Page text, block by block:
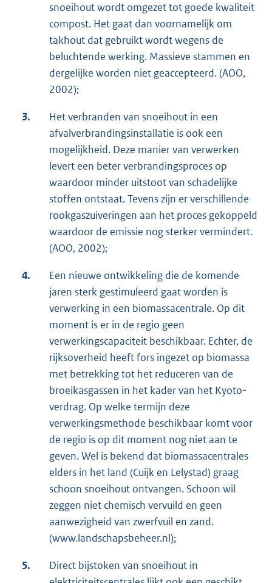
snoeihout wordt omgezet tot goede kwaliteit
compost. Het gaat dan voornamelijk om
takhout dat gebruikt wordt wegens de
beluchtende werking. Massieve stammen en
dergelijke worden niet geaccepteerd. (AOO,
2002);
3.
Het verbranden van snoeihout in een
afvalverbrandingsinstallatie is ook een
mogelijkheid. Deze manier van verwerken
levert een beter verbrandingsproces op
waardoor minder uitstoot van schadelijke
stoffen ontstaat. Tevens zijn er verschillende
rookgaszuiveringen aan het proces gekoppeld
waardoor de emissie nog sterker vermindert.
(AOO, 2002);
4.
Een nieuwe ontwikkeling die de komende
jaren sterk gestimuleerd gaat worden is
verwerking in een biomassacentrale. Op dit
moment is er in de regio geen
verwerkingscapaciteit beschikbaar. Echter, de
rijksoverheid heeft fors ingezet op biomassa
met betrekking tot het reduceren van de
broeikasgassen in het kader van het Kyoto-
verdrag. Op welke termijn deze
verwerkingsmethode beschikbaar komt voor
de regio is op dit moment nog niet aan te
geven. Wel is bekend dat biomassacentrales
elders in het land (Cuijk en Lelystad) graag
schoon snoeihout ontvangen. Schoon wil
zeggen niet chemisch vervuild en geen
aanwezigheid van zwerfvuil en zand.
(www.landschapsbeheer.nl);
5.
Direct bijstoken van snoeihout in